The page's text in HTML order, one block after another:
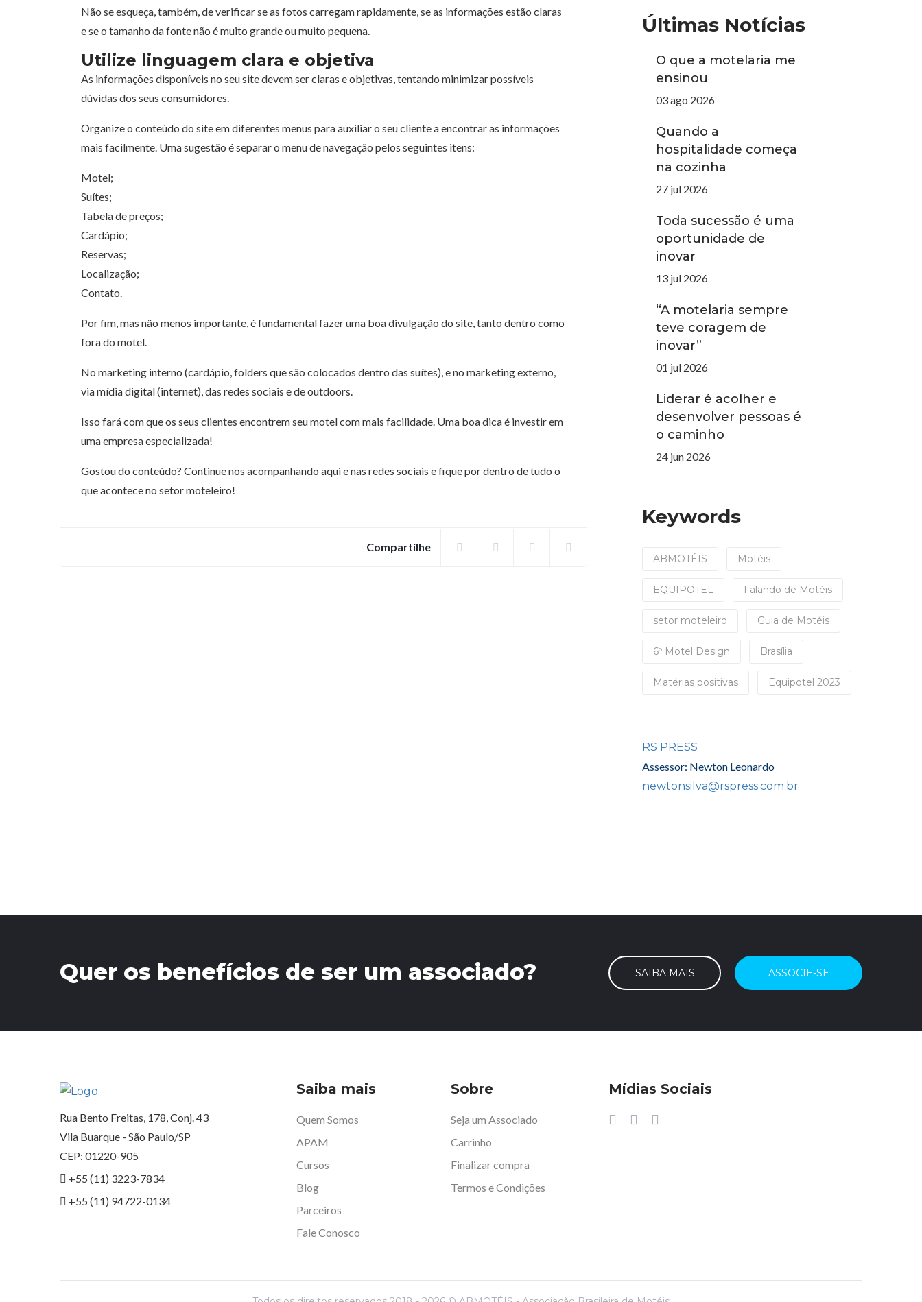
Não se esqueça, também, de verificar se as fotos carregam rapidamente, se as informações estão claras
e se o tamanho da fonte não é muito grande ou muito pequena.
Utilize linguagem clara e objetiva
As informações disponíveis no seu site devem ser claras e objetivas, tentando minimizar possíveis
dúvidas dos seus consumidores.
Organize o conteúdo do site em diferentes menus para auxiliar o seu cliente a encontrar as informações
mais facilmente. Uma sugestão é separar o menu de navegação pelos seguintes itens:
Motel;
Suítes;
Tabela de preços;
Cardápio;
Reservas;
Localização;
Contato.
Por fim, mas não menos importante, é fundamental fazer uma boa divulgação do site, tanto dentro como
fora do motel.
No marketing interno (cardápio, folders que são colocados dentro das suítes), e no marketing externo,
via mídia digital (internet), das redes sociais e de outdoors.
Isso fará com que os seus clientes encontrem seu motel com mais facilidade. Uma boa dica é investir em
uma empresa especializada!
Gostou do conteúdo? Continue nos acompanhando aqui e nas redes sociais e fique por dentro de tudo o
que acontece no setor moteleiro!
Compartilhe
Últimas Notícias
O que a motelaria me
ensinou
03 ago 2026
Quando a
hospitalidade começa
na cozinha
27 jul 2026
Toda sucessão é uma
oportunidade de
inovar
13 jul 2026
“A motelaria sempre
teve coragem de
inovar”
01 jul 2026
Liderar é acolher e
desenvolver pessoas é
o caminho
24 jun 2026
Keywords
ABMOTÉIS Motéis
EQUIPOTEL Falando de Motéis
setor moteleiro Guia de Motéis
6º Motel Design Brasília
Matérias positivas Equipotel 2023
RS PRESS
Assessor: Newton Leonardo
newtonsilva@rspress.com.br
Quer os benefícios de ser um associado? ASSOCIE-SE
SAIBA MAIS
Rua Bento Freitas, 178, Conj. 43
Vila Buarque - São Paulo/SP
CEP: 01220-905
+55 (11) 3223-7834
+55 (11) 94722-0134
Saiba mais
Quem Somos
APAM
Cursos
Blog
Parceiros
Fale Conosco
Sobre
Seja um Associado
Carrinho
Finalizar compra
Termos e Condições
Mídias Sociais